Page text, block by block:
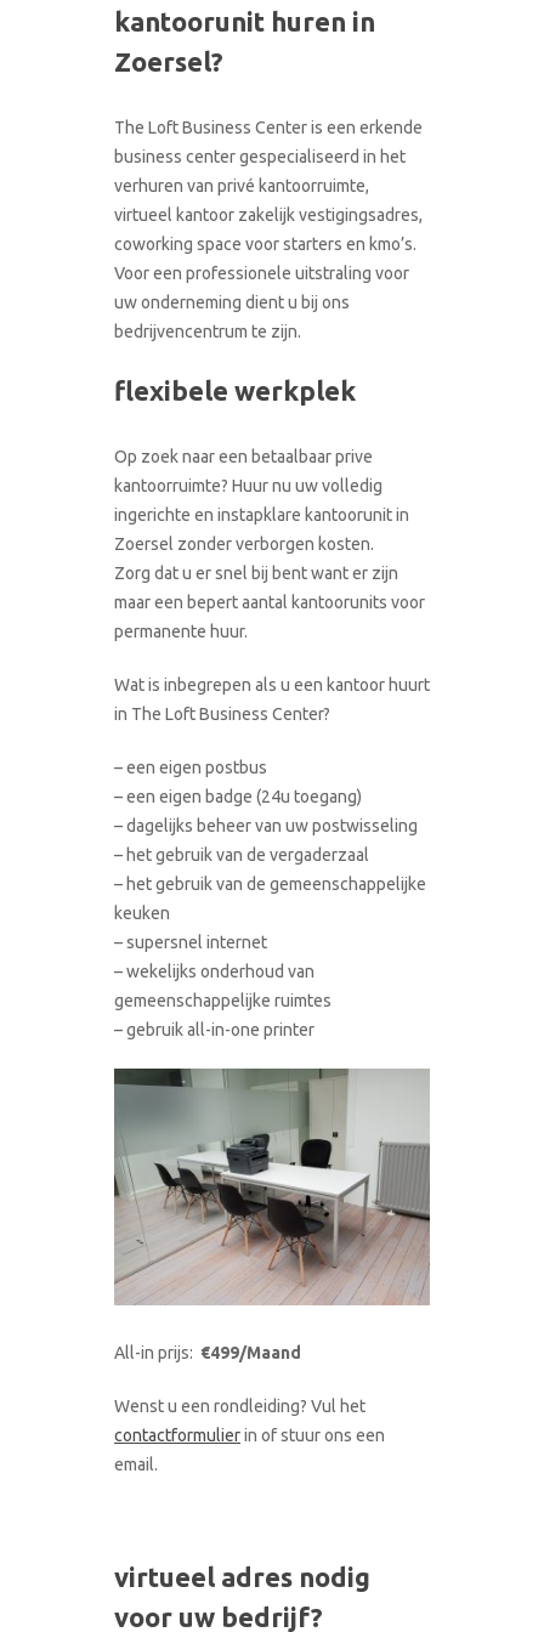
CONTACT
kantoorunit huren in
Zoersel?
The Loft Business Center is een erkende
business center gespecialiseerd in het
verhuren van privé kantoorruimte,
virtueel kantoor zakelijk vestigingsadres,
coworking space voor starters en kmo’s.
Voor een professionele uitstraling voor
uw onderneming dient u bij ons
bedrijvencentrum te zijn.
flexibele werkplek
Op zoek naar een betaalbaar prive
kantoorruimte? Huur nu uw volledig
ingerichte en instapklare kantoorunit in
Zoersel zonder verborgen kosten.
Zorg dat u er snel bij bent want er zijn
maar een bepert aantal kantoorunits voor
permanente huur.
Wat is inbegrepen als u een kantoor huurt
in The Loft Business Center?
– een eigen postbus
– een eigen badge (24u toegang)
– dagelijks beheer van uw postwisseling
– het gebruik van de vergaderzaal
– het gebruik van de gemeenschappelijke
keuken
– supersnel internet
– wekelijks onderhoud van
gemeenschappelijke ruimtes
– gebruik all-in-one printer
All-in prijs: €499/Maand
Wenst u een rondleiding? Vul het
contactformulierin of stuur ons een
email.
virtueel adres nodig
voor uw bedrijf?